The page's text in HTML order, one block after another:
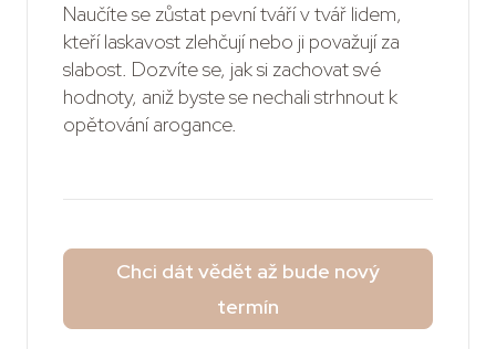
Naučíte se zůstat pevní tváří v tvář lidem,
kteří laskavost zlehčují nebo ji považují za
slabost. Dozvíte se, jak si zachovat své
hodnoty, aniž byste se nechali strhnout k
opětování arogance.
Chci dát vědět až bude nový
termín